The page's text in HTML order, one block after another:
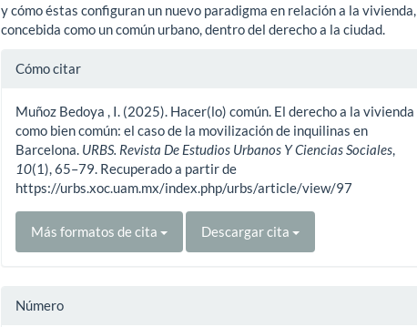
y cómo éstas configuran un nuevo paradigma en relación a la vivienda,
concebida como un común urbano, dentro del derecho a la ciudad.
Detalles
artículo
Cómo citar
Muñoz Bedoya , I. (2025). Hacer(lo) común. El derecho a la vivienda
como bien común: el caso de la movilización de inquilinas en
Barcelona. URBS. Revista De Estudios Urbanos Y Ciencias Sociales
10(1), 65–79. Recuperado a partir de
https://urbs.xoc.uam.mx/index.php/urbs/article/view/97
Más formatos de cita Descargar cita
Número